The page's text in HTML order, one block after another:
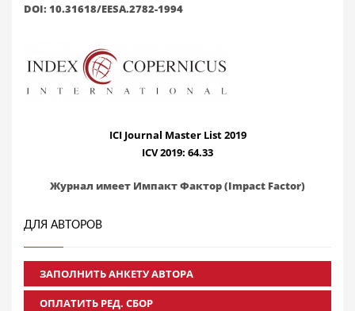
DOI: 10.31618/EESA.2782-1994
ICI Journal Master List 2019
ICV 2019: 64.33
Журнал имеет Импакт Фактор (Impact Factor)
ДЛЯ АВТОРОВ
ЗАПОЛНИТЬ АНКЕТУ АВТОРА
ОПЛАТИТЬ РЕД. СБОР